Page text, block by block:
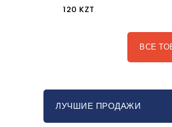
120 KZT
ВСЕ
ЛУЧШИЕ ПРОДАЖИ